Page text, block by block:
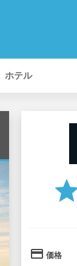
ホテル
credit_card 価格